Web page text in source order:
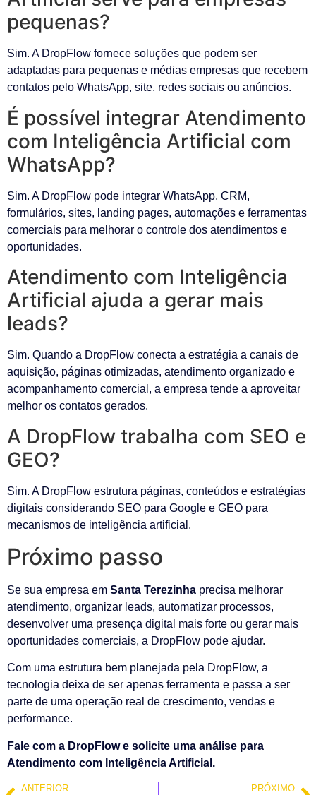
pequenas?
Sim. A DropFlow fornece soluções que podem ser
adaptadas para pequenas e médias empresas que recebem
contatos pelo WhatsApp, site, redes sociais ou anúncios.
É possível integrar Atendimento
com Inteligência Artificial com
WhatsApp?
Sim. A DropFlow pode integrar WhatsApp, CRM,
formulários, sites, landing pages, automações e ferramentas
comerciais para melhorar o controle dos atendimentos e
oportunidades.
Atendimento com Inteligência
Artificial ajuda a gerar mais
leads?
Sim. Quando a DropFlow conecta a estratégia a canais de
aquisição, páginas otimizadas, atendimento organizado e
acompanhamento comercial, a empresa tende a aproveitar
melhor os contatos gerados.
A DropFlow trabalha com SEO e
GEO?
Sim. A DropFlow estrutura páginas, conteúdos e estratégias
digitais considerando SEO para Google e GEO para
mecanismos de inteligência artificial.
Próximo passo
Se sua empresa em Santa Terezinha precisa melhorar
atendimento, organizar leads, automatizar processos,
desenvolver uma presença digital mais forte ou gerar mais
oportunidades comerciais, a DropFlow pode ajudar.
Com uma estrutura bem planejada pela DropFlow, a
tecnologia deixa de ser apenas ferramenta e passa a ser
parte de uma operação real de crescimento, vendas e
performance.
Fale com a DropFlow e solicite uma análise para
Atendimento com Inteligência Artificial.
ANTERIOR PRÓXIMO